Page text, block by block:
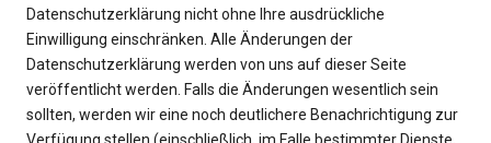
Datenschutzerklärung nicht ohne Ihre ausdrückliche
Einwilligung einschränken. Alle Änderungen der
Datenschutzerklärung werden von uns auf dieser Seite
veröffentlicht werden. Falls die Änderungen wesentlich sein
sollten, werden wir eine noch deutlichere Benachrichtigung zur